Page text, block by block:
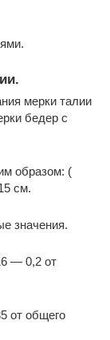
мерки талии
бедер с
образом: (
см.
значения.
— 0,2 от
от общего